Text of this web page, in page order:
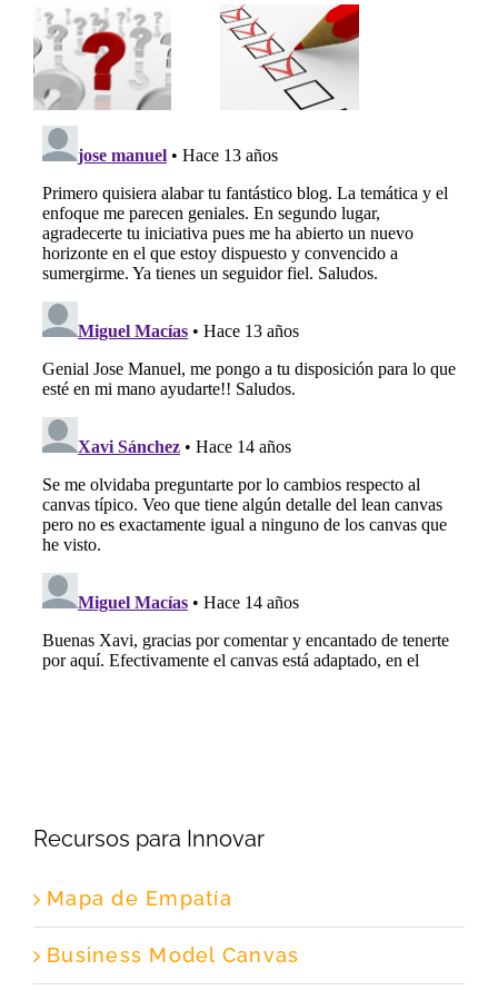
Valida tu
propuesta
de valor:
hipótesis y
experimentos
Recursos para Innovar
Mapa de Empatía
Business Model Canvas